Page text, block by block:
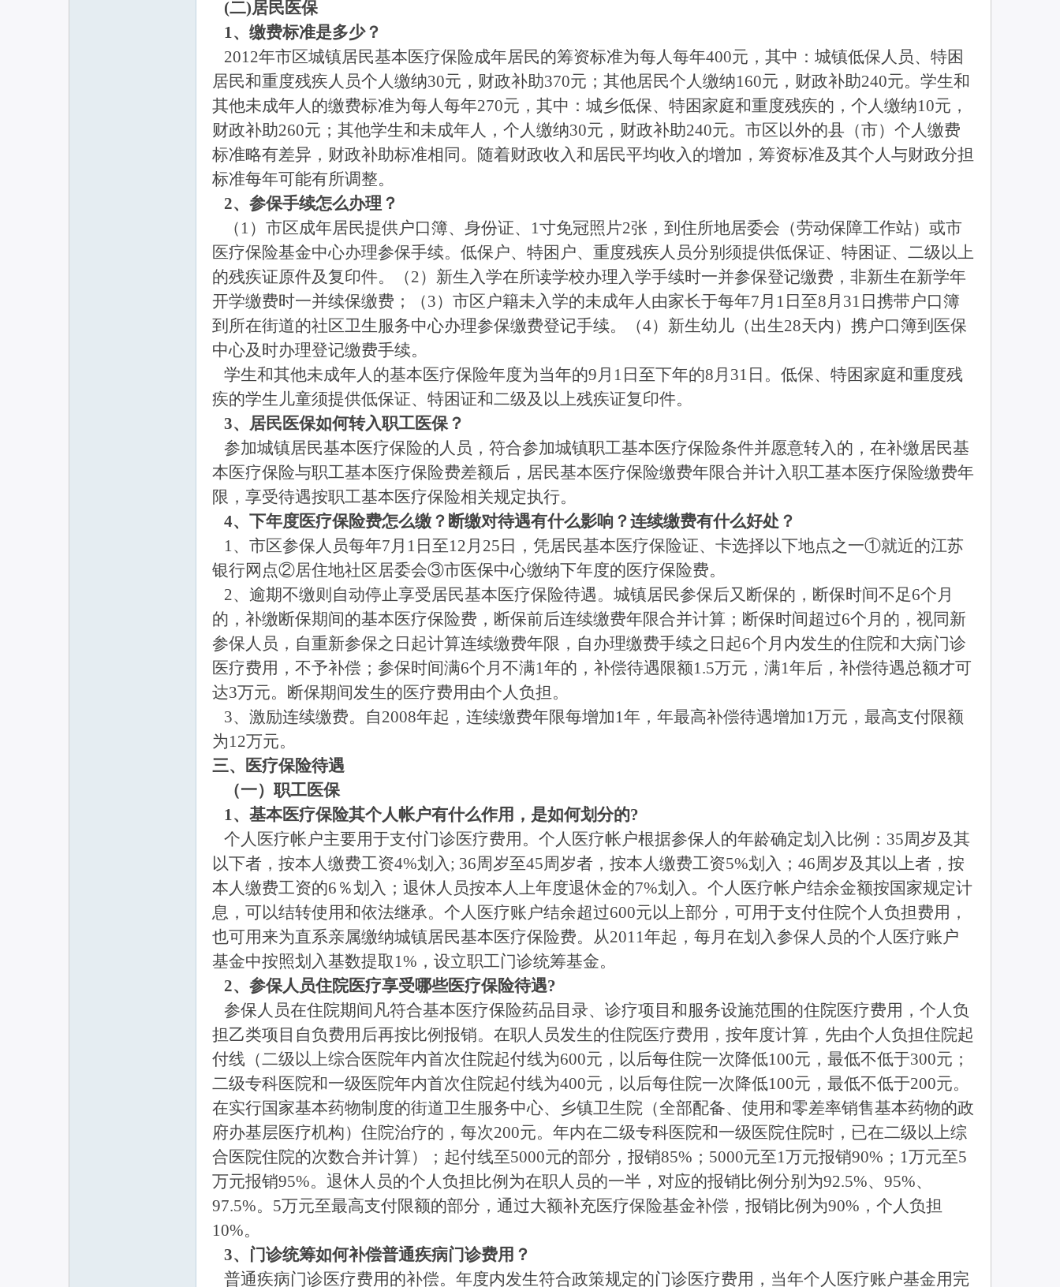
(二)居民医保
1、缴费标准是多少？
2012年市区城镇居民基本医疗保险成年居民的筹资标准为每人每年400元，其中：城镇低保人员、特困
居民和重度残疾人员个人缴纳30元，财政补助370元；其他居民个人缴纳160元，财政补助240元。学生和
其他未成年人的缴费标准为每人每年270元，其中：城乡低保、特困家庭和重度残疾的，个人缴纳10元，
财政补助260元；其他学生和未成年人，个人缴纳30元，财政补助240元。市区以外的县（市）个人缴费
标准略有差异，财政补助标准相同。随着财政收入和居民平均收入的增加，筹资标准及其个人与财政分担
标准每年可能有所调整。
2、参保手续怎么办理？
（1）市区成年居民提供户口簿、身份证、1寸免冠照片2张，到住所地居委会（劳动保障工作站）或市
医疗保险基金中心办理参保手续。低保户、特困户、重度残疾人员分别须提供低保证、特困证、二级以上
的残疾证原件及复印件。（2）新生入学在所读学校办理入学手续时一并参保登记缴费，非新生在新学年
开学缴费时一并续保缴费；（3）市区户籍未入学的未成年人由家长于每年7月1日至8月31日携带户口簿
到所在街道的社区卫生服务中心办理参保缴费登记手续。（4）新生幼儿（出生28天内）携户口簿到医保
中心及时办理登记缴费手续。
学生和其他未成年人的基本医疗保险年度为当年的9月1日至下年的8月31日。低保、特困家庭和重度残
疾的学生儿童须提供低保证、特困证和二级及以上残疾证复印件。
3、居民医保如何转入职工医保？
参加城镇居民基本医疗保险的人员，符合参加城镇职工基本医疗保险条件并愿意转入的，在补缴居民基
本医疗保险与职工基本医疗保险费差额后，居民基本医疗保险缴费年限合并计入职工基本医疗保险缴费年
限，享受待遇按职工基本医疗保险相关规定执行。
4、下年度医疗保险费怎么缴？断缴对待遇有什么影响？连续缴费有什么好处？
1、市区参保人员每年7月1日至12月25日，凭居民基本医疗保险证、卡选择以下地点之一①就近的江苏
银行网点②居住地社区居委会③市医保中心缴纳下年度的医疗保险费。
2、逾期不缴则自动停止享受居民基本医疗保险待遇。城镇居民参保后又断保的，断保时间不足6个月
的，补缴断保期间的基本医疗保险费，断保前后连续缴费年限合并计算；断保时间超过6个月的，视同新
参保人员，自重新参保之日起计算连续缴费年限，自办理缴费手续之日起6个月内发生的住院和大病门诊
医疗费用，不予补偿；参保时间满6个月不满1年的，补偿待遇限额1.5万元，满1年后，补偿待遇总额才可
达3万元。断保期间发生的医疗费用由个人负担。
3、激励连续缴费。自2008年起，连续缴费年限每增加1年，年最高补偿待遇增加1万元，最高支付限额
为12万元。
三、医疗保险待遇
（一）职工医保
1、基本医疗保险其个人帐户有什么作用，是如何划分的?
个人医疗帐户主要用于支付门诊医疗费用。个人医疗帐户根据参保人的年龄确定划入比例：35周岁及其
以下者，按本人缴费工资4%划入; 36周岁至45周岁者，按本人缴费工资5%划入；46周岁及其以上者，按
本人缴费工资的6％划入；退休人员按本人上年度退休金的7%划入。个人医疗帐户结余金额按国家规定计
息，可以结转使用和依法继承。个人医疗账户结余超过600元以上部分，可用于支付住院个人负担费用，
也可用来为直系亲属缴纳城镇居民基本医疗保险费。从2011年起，每月在划入参保人员的个人医疗账户
基金中按照划入基数提取1%，设立职工门诊统筹基金。
2、参保人员住院医疗享受哪些医疗保险待遇?
参保人员在住院期间凡符合基本医疗保险药品目录、诊疗项目和服务设施范围的住院医疗费用，个人负
担乙类项目自负费用后再按比例报销。在职人员发生的住院医疗费用，按年度计算，先由个人负担住院起
付线（二级以上综合医院年内首次住院起付线为600元，以后每住院一次降低100元，最低不低于300元；
二级专科医院和一级医院年内首次住院起付线为400元，以后每住院一次降低100元，最低不低于200元。
在实行国家基本药物制度的街道卫生服务中心、乡镇卫生院（全部配备、使用和零差率销售基本药物的政
府办基层医疗机构）住院治疗的，每次200元。年内在二级专科医院和一级医院住院时，已在二级以上综
合医院住院的次数合并计算）；起付线至5000元的部分，报销85%；5000元至1万元报销90%；1万元至5
万元报销95%。退休人员的个人负担比例为在职人员的一半，对应的报销比例分别为92.5%、95%、
97.5%。5万元至最高支付限额的部分，通过大额补充医疗保险基金补偿，报销比例为90%，个人负担
10%。
3、门诊统筹如何补偿普通疾病门诊费用？
普通疾病门诊医疗费用的补偿。年度内发生符合政策规定的门诊医疗费用，当年个人医疗账户基金用完